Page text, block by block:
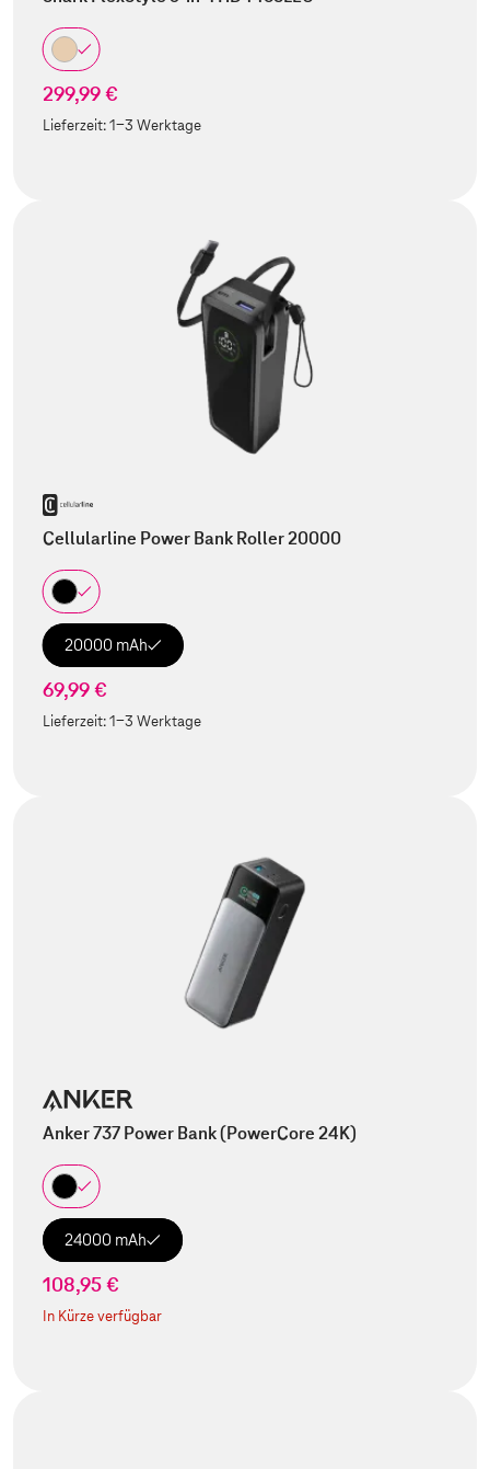
299,99 €
Lieferzeit:1-3 Werktage
Cellularline Power Bank Roller 20000
20000 mAh
69,99 €
Lieferzeit:1-3 Werktage
Anker 737 Power Bank (PowerCore 24K)
24000 mAh
108,95 €
In Kürze verfügbar